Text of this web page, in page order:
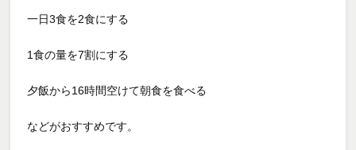
一日3食を2食にする
1食の量を7割にする
夕飯から16時間空けて朝食を食べる
などがおすすめです。